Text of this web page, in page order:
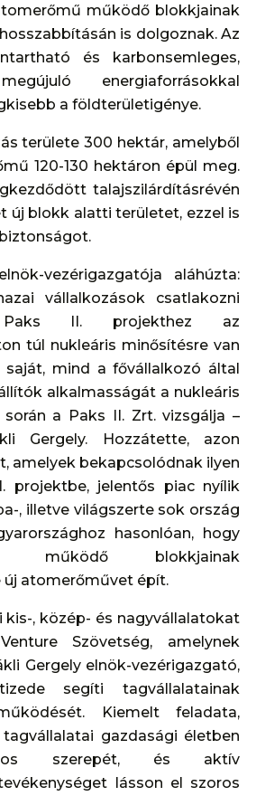
működő blokkjainak
is dolgoznak. Az
és karbonsemleges,
energiaforrásokkal
a földterületigénye.
területe 300 hektár, amelyből
120-130 hektáron épül meg.
talajszilárdításrévén
új blokk alatti területet, ezzel is
vezérigazgatója aláhúzta:
vállalkozások csatlakozni
II. projekthez az
túl nukleáris minősítésre van
saját, mind a fővállalkozó által
alkalmasságát a nukleáris
a Paks II. Zrt. vizsgálja –
Gergely. Hozzátette, azon
amelyek bekapcsolódnak ilyen
projektbe, jelentős piac nyílik
, illetve világszerte sok ország
hasonlóan, hogy
működő blokkjainak
új atomerőművet épít.
kis-, közép- és nagyvállalatokat
Szövetség, amelynek
Gergely elnök-vezérigazgató,
segíti tagvállalatainak
Kiemelt feladata,
gazdasági életben
szerepét, és aktív
lásson el szoros